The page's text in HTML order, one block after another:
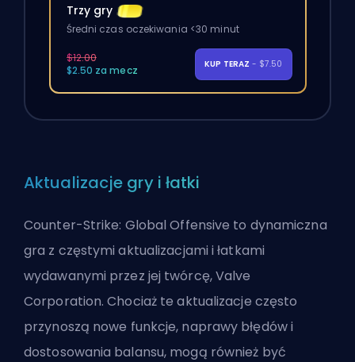
Trzy gry
Średni czas oczekiwania <30 minut
$12.00
$2.50 za mecz
KUP TERAZ - $7.50
Aktualizacje gry i łatki
Counter-Strike: Global Offensive to dynamiczna
gra z częstymi aktualizacjami i łatkami
wydawanymi przez jej twórcę, Valve
Corporation. Chociaż te aktualizacje często
przynoszą nowe funkcje, naprawy błędów i
dostosowania balansu, mogą również być